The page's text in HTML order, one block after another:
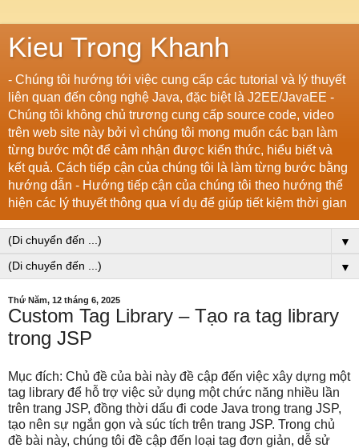
Kieu Trong Khanh
- Chúng tôi hướng tới việc cung cấp các tutorial và lý thuyết
liên quan đến công nghệ Java, đặc biệt là J2EE/JavaEE -
Chúng tôi không chủ trương cung cấp source code, video
trên web site này bởi vì chúng tôi mong muốn các bạn làm
từng bước một để cảm nhận được kiến thức, hiểu biết và
kết quả. Cách tiếp cận của chúng tôi là làm từng bước bằng
hướng dẫn - Hướng tiếp cận của chúng tôi theo hướng thể
hiện các lý thuyết thông qua ví dụ để giúp tiết kiệm thời gian
▼
▼
Thứ Năm, 12 tháng 6, 2025
Custom Tag Library – Tạo ra tag library
trong JSP
Mục đích: Chủ đề của bài này đề cập đến việc xây dựng một
tag library để hỗ trợ việc sử dụng một chức năng nhiều lần
trên trang JSP, đồng thời dấu đi code Java trong trang JSP,
tạo nên sự ngắn gọn và súc tích trên trang JSP. Trong chủ
đề bài này, chúng tôi đề cập đến loại tag đơn giản, dễ sử